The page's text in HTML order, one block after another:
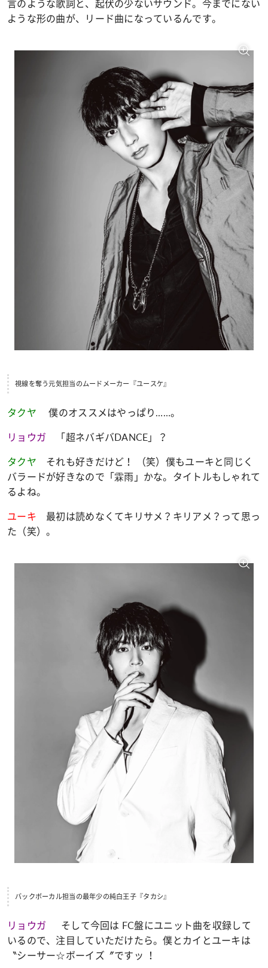
言のような歌詞と、起伏の少ないサウンド。今までにない
ような形の曲が、リード曲になっているんです。
視線を奪う元気担当のムードメーカー『ユースケ』
タクヤ 僕のオススメはやっぱり……。
リョウガ 「超ネバギバDANCE」？
タクヤ それも好きだけど！ （笑）僕もユーキと同じく
バラードが好きなので「霖雨」かな。タイトルもしゃれて
るよね。
ユーキ 最初は読めなくてキリサメ？キリアメ？って思っ
た（笑）。
バックボーカル担当の最年少の純白王子『タカシ』
リョウガ そして今回は FC盤にユニット曲を収録して
いるので、注目していただけたら。僕とカイとユーキは
〝シーサー☆ボーイズ〞ですッ ！